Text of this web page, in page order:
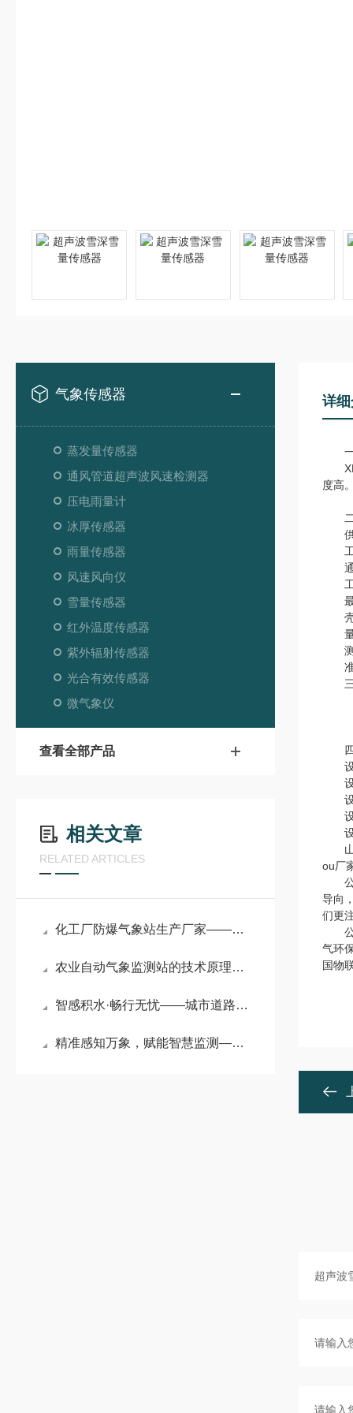
气象传感器
蒸发量传感器
通风管道超声波风速检测器
压电雨量计
冰厚传感器
雨量传感器
风速风向仪
雪量传感器
红外温度传感器
紫外辐射传感器
光合有效传感器
微气象仪
查看全部产品
相关文章
RELATED ARTICLES
化工厂防爆气象站生产厂家——一款智能化管理的危险场所气象站2024已更新
农业自动气象监测站的技术原理及应用场景
智感积水·畅行无忧——城市道路积水在线监测系统守护城市韧性
精准感知万象，赋能智慧监测——超声波气象环境监测系统
详
一
XL2
度高
二
供
工
通
工
最
壳
量
测
准
三
四
设
设
设
设
设
山
ou厂
公
导向
们更
公
气环
国物